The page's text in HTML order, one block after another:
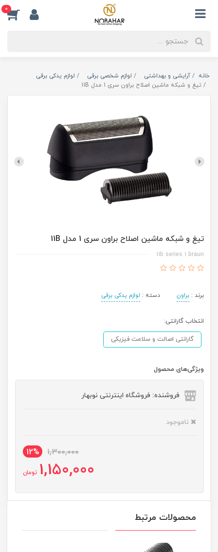
0
خانه آرایشی و بهداشتی لوازم شخصی برقی
لوازم یدکی برقی
تیغ و شبکه ماشین اصلاح براون سری 1 مدل 11B
تیغ و شبکه ماشین اصلاح براون سری 1 مدل 11B
11b series 1 braun
برند : براون دسته : لوازم یدکی برقی
انتخاب گارانتی:
گارانتی اصالت و سلامت فیزیکی
ویژگی‌های محصول
فروشنده: فروشگاه اینترنتی نوبهار
ناموجود
1,300,000
12%
1,150,000 تومان
محصولات مرتبط